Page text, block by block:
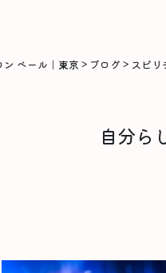
ベール｜東京 > ブログ > スピリ
自分ら